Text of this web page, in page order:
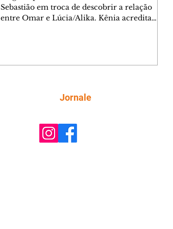
Sebastião em troca de descobrir a relação
entre Omar e Lúcia/Alika. Kênia acredita
comentam sobre a possível jazida de
tungstênio na região. Virgínia provoca
Jornale